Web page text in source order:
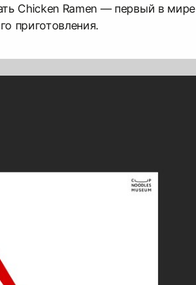
Chicken Ramen — первый в мире
приготовления.